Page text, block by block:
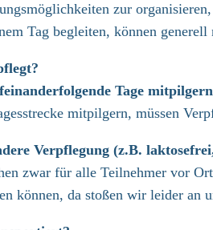
zur
Tag begleiten, können
Tage
mitpilgern, müssen
Verpflegung (z.B.
zwar für alle Teilnehmer vor
können, da stoßen wir leider an